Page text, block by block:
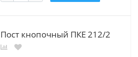
Пост кнопочный ПКЕ 212/2